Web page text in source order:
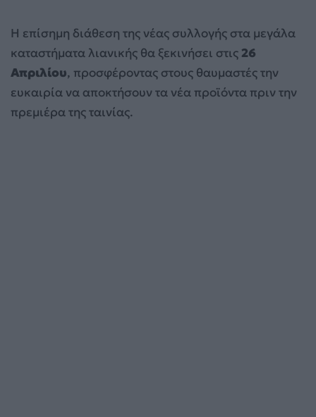
Η επίσημη διάθεση της νέας συλλογής στα μεγάλα
καταστήματα λιανικής θα ξεκινήσει στις 26
Απριλίου, προσφέροντας στους θαυμαστές την
ευκαιρία να αποκτήσουν τα νέα προϊόντα πριν την
πρεμιέρα της ταινίας.